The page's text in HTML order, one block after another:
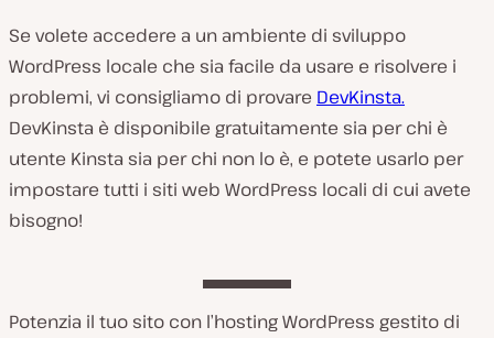
Se volete accedere a un ambiente di sviluppo
WordPress locale che sia facile da usare e risolvere i
problemi, vi consigliamo di provare DevKinsta.
DevKinsta è disponibile gratuitamente sia per chi è
utente Kinsta sia per chi non lo è, e potete usarlo per
impostare tutti i siti web WordPress locali di cui avete
bisogno!
Potenzia il tuo sito con l’hosting WordPress gestito di